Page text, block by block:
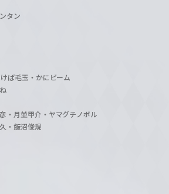
タン
ば毛玉・かにビーム
・月並甲介・ヤマグチノボル
・飯沼俊規